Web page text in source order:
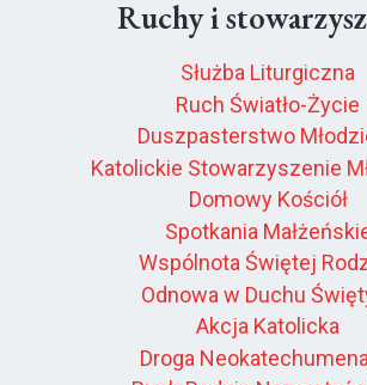
Ruchy i
Służba Liturgiczna
Ruch Światło-Życie
Duszpasterstwo
Katolickie Stowarzyszenie
Domowy Kościół
Spotkania
Wspólnota Świętej
Odnowa w Duchu
Akcja Katolicka
Droga